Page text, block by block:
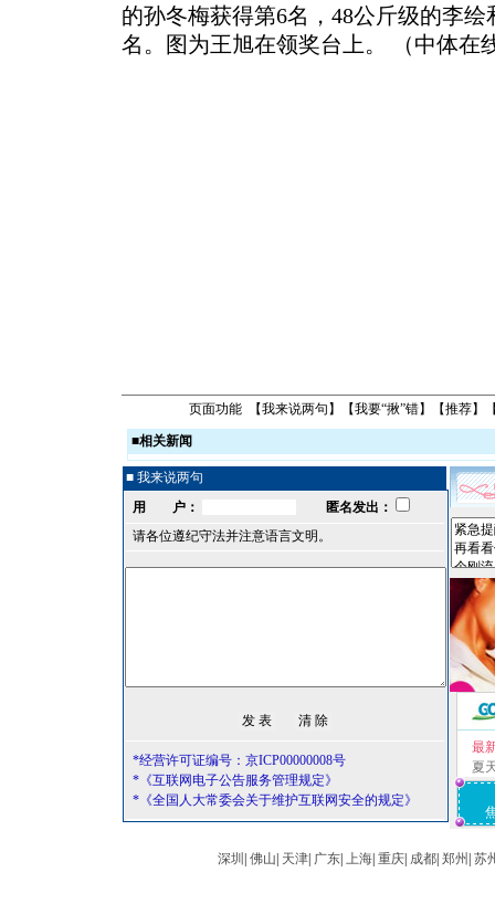
的孙冬梅获得第6名，48公斤级的李
名。图为王旭在领奖台上。 （中体在
页面功能 【我来说两句 】【我要“揪”错】【推荐】
■相关新闻
■ 我来说两句
用 户：
匿名发出：
请各位遵纪守法并注意语言文明。
*经营许可证编号：京ICP00000008号
*《互联网电子公告服务管理规定》
*《全国人大常委会关于维护互联网安全的规定》
最
夏
深圳 佛山 天津| 广东| 上海| 重庆| 成都| 郑州 苏